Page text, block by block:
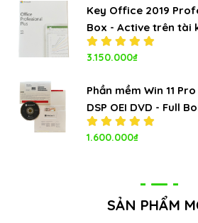
sao
Key Office 2019
Box - Active trên tài
Được xếp
sao
3.150.000₫
Phần mềm Win 11
DSP OEI DVD - Full
Được xếp
1.600.000₫
SẢN PHẨM